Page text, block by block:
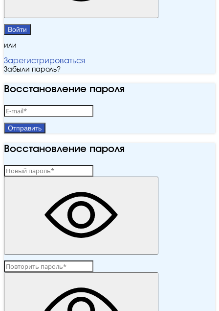
Войти
или
Зарегистрироваться
Забыли пароль?
Восстановление пароля
Отправить
Восстановление пароля